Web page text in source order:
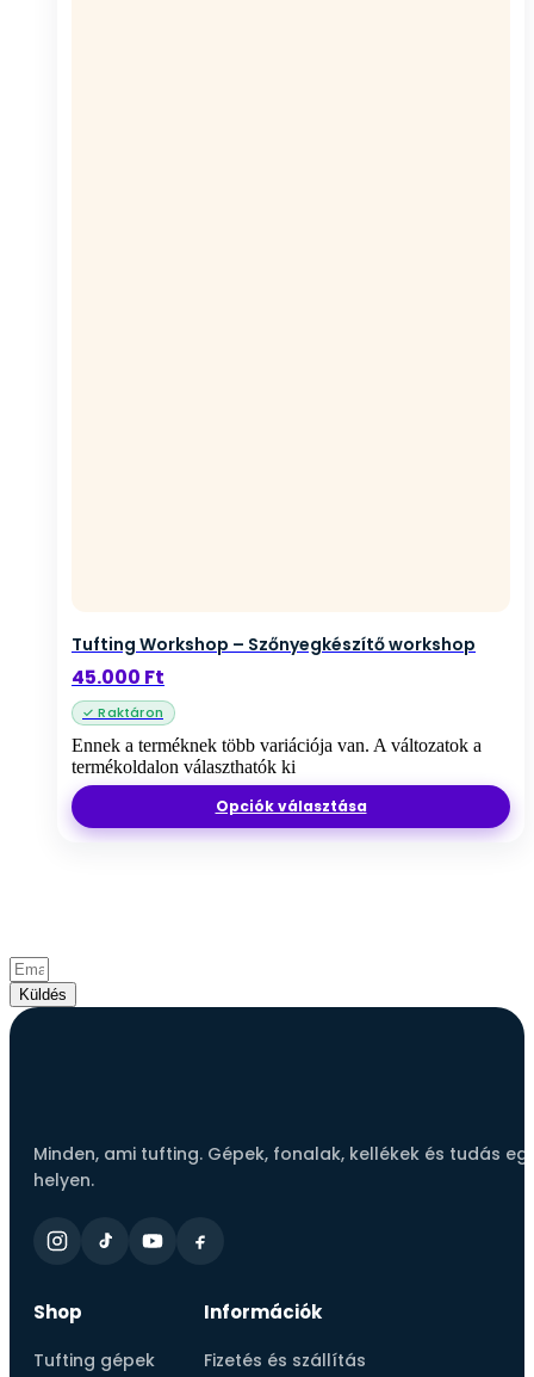
Tufting Workshop – Szőnyegkészítő workshop
45.000 Ft
Opciók választása
Ennek a terméknek több variációja van. A változatok a
termékoldalon választhatók ki
Küldés
Minden, ami tufting. Gépek, fonalak, kellékek és tudás
helyen.
Shop
Tufting gépek
Információk
Fizetés és szállítás